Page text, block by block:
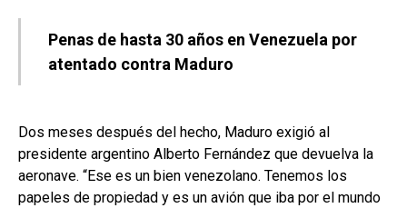
Penas de hasta 30 años en Venezuela por
atentado contra Maduro
Dos meses después del hecho, Maduro exigió al
presidente argentino Alberto Fernández que devuelva la
aeronave. “Ese es un bien venezolano. Tenemos los
papeles de propiedad y es un avión que iba por el mundo